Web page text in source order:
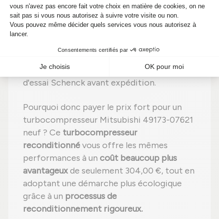
Étape 4 :Remplacement des pièces
défectueusespar des composants neufs ;
Réassemblage
Étape 6 :Contrôle qualité
sur banc
d'essai Schenck avant expédition.
Pourquoi donc payer le prix fort pour un
turbocompresseur Mitsubishi 49173-07621
neuf ? Ce turbocompresseur
reconditionnévous offre les mêmes
performances à un coût beaucoup plus
avantageuxde seulement 304,00 €, tout en
adoptant une démarche plus écologique
grâce à un processus de
reconditionnement rigoureux.